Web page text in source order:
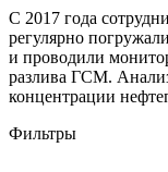
С 2017 года
регулярно
и проводили
разлива ГСМ.
концентрации
Фильтры